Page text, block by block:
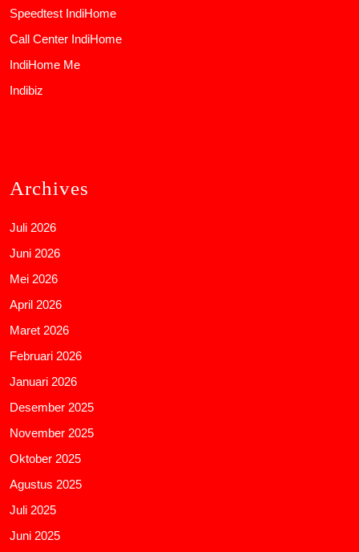
Speedtest IndiHome
Call Center IndiHome
IndiHome Me
Indibiz
Archives
Juli 2026
Juni 2026
Mei 2026
April 2026
Maret 2026
Februari 2026
Januari 2026
Desember 2025
November 2025
Oktober 2025
Agustus 2025
Juli 2025
Juni 2025